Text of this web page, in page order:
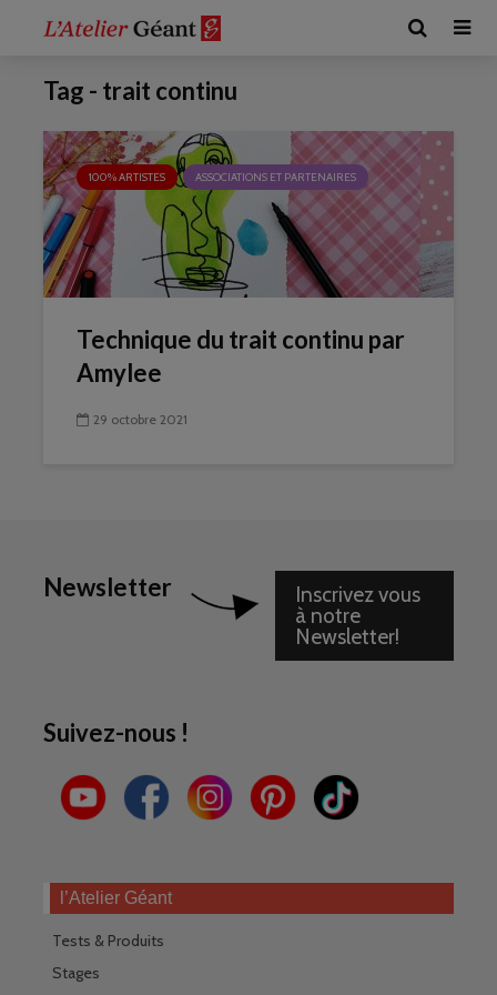
Tag - trait continu
100% ARTISTES ASSOCIATIONS ET PARTENAIRES
Technique du trait continu par
Amylee
29 octobre 2021
Newsletter
Inscrivez vous
à notre
Newsletter!
Suivez-nous !
l’Atelier Géant
Tests & Produits
Stages